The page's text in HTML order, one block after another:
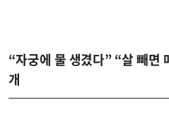
“자궁에 물 생겼다” “살 빼
개